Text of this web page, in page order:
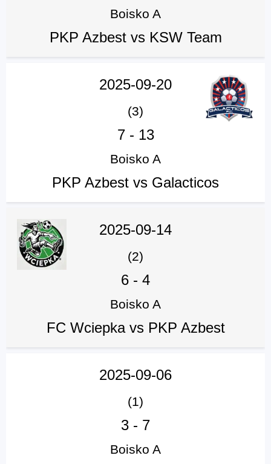
Boisko A
PKP Azbest vs KSW Team
2025-09-20
(3)
7- 13
Boisko A
PKP Azbest vs Galacticos
2025-09-14
(2)
6 - 4
Boisko A
FC Wciepka vs PKP Azbest
2025-09-06
(1)
3 - 7
Boisko A